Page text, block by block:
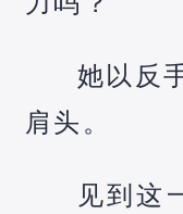
她以反
肩头。
见到这